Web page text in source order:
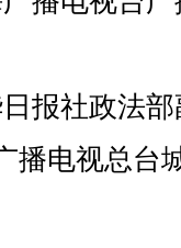
报社政法部
视总台城